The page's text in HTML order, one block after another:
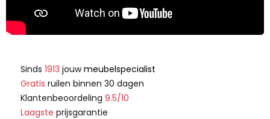
Sinds 1913 jouwmeubelspecialist
Gratis ruilen binnen 30 dagen
Klantenbeoordeling 9.5/10
Laagste prijsgarantie